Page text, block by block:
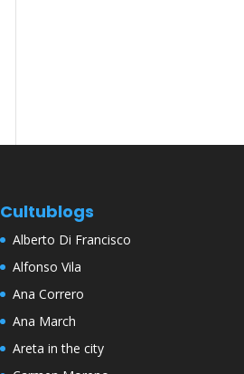
Cultublogs
Alberto Di Francisco
Alfonso Vila
Ana Correro
Ana March
Areta in the city